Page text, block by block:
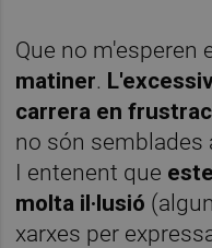
Que no m'esperen
matiner.
carrera en
no són semblades
I entenent que
molta il·lusió
xarxes per